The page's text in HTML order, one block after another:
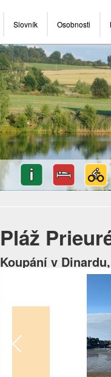
Slovník Osobnosti
Pláž
Koupání v